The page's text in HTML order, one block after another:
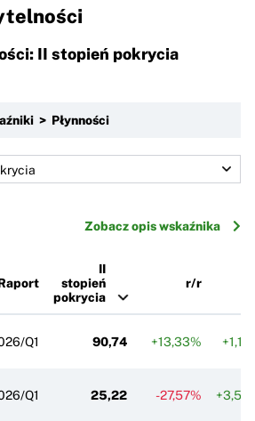
II stopień pokrycia
> Płynności
Zobacz opis wskaźnika
II
stopień
pokrycia
r/r
Q1 90,74 +13,33%
Q1 25,22 -27,57%